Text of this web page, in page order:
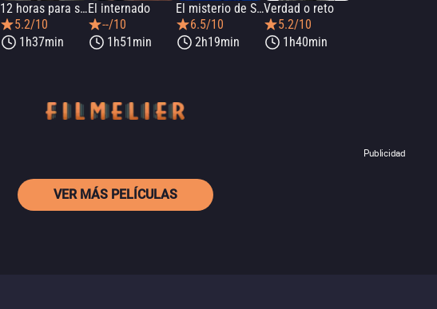
12 horas para sobrevivir: El inicio
5.2/10
1h37min
El internado
--/10
1h51min
El misterio de Silver Lake
6.5/10
2h19min
Verdad o reto
5.2/10
1h40min
Publicidad
VER MÁS PELÍCULAS